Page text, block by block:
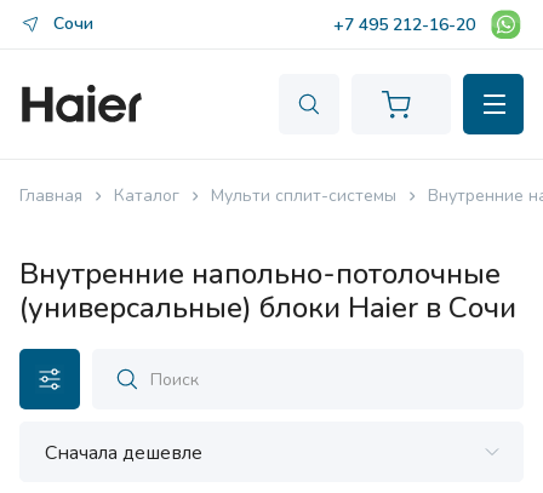
Сочи +7 495 212-16-20
Главная Каталог Мульти сплит-системы Внутренние
Внутренние напольно-потолочные
(универсальные) блоки Haier в Сочи
Сначала дешевле